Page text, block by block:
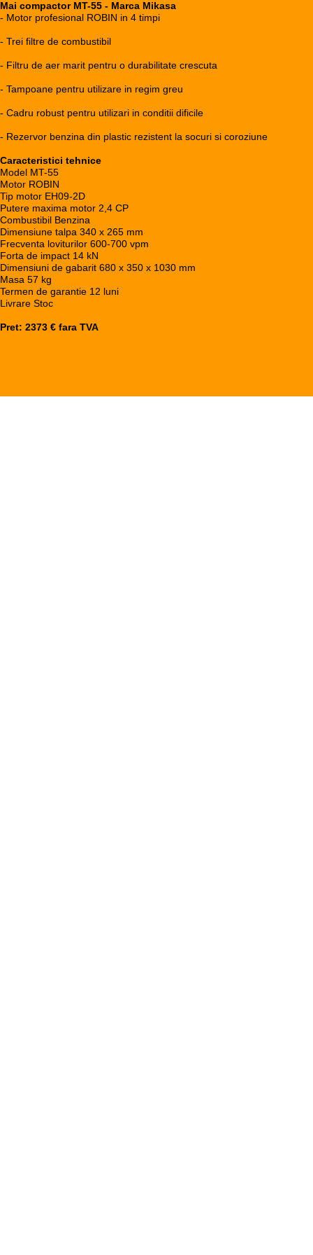
Mai compactor MT-55 - Marca Mikasa
- Motor profesional ROBIN in 4 timpi
- Trei filtre de combustibil
- Filtru de aer marit pentru o durabilitate crescuta
- Tampoane pentru utilizare in regim greu
- Cadru robust pentru utilizari in conditii dificile
- Rezervor benzina din plastic rezistent la socuri si coroziune
Caracteristici tehnice
Model MT-55
Motor ROBIN
Tip motor EH09-2D
Putere maxima motor 2,4 CP
Combustibil Benzina
Dimensiune talpa 340 x 265 mm
Frecventa loviturilor 600-700 vpm
Forta de impact 14 kN
Dimensiuni de gabarit 680 x 350 x 1030 mm
Masa 57 kg
Termen de garantie 12 luni
Livrare Stoc
Pret: 2373 € fara TVA